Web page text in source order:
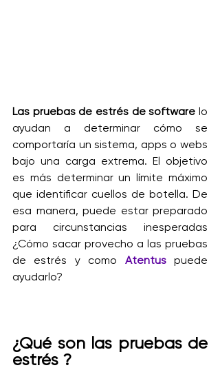
Las pruebas de estrés de software lo
ayudan a determinar cómo se
comportaría un sistema, apps o webs
bajo una carga extrema. El objetivo
es más determinar un límite máximo
que identificar cuellos de botella. De
esa manera, puede estar preparado
para circunstancias inesperadas
¿Cómo sacar provecho a las pruebas
de estrés y como Atentus puede
ayudarlo?
¿Qué son las pruebas de
estrés ?